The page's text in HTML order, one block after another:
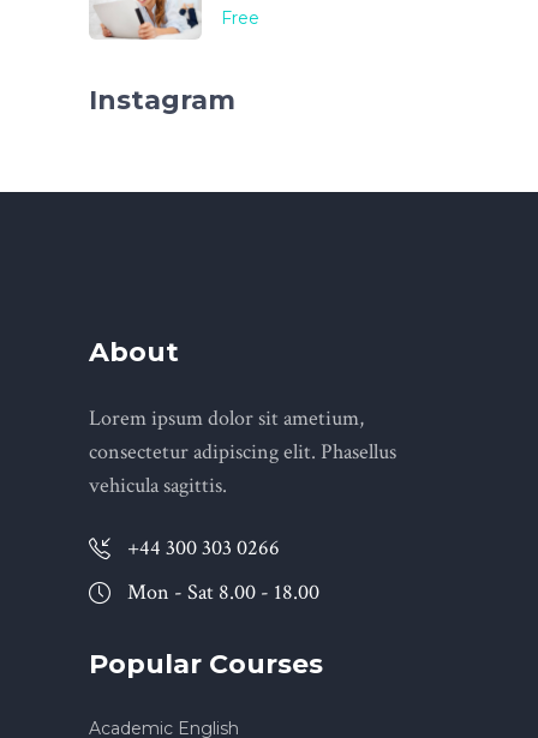
Free
Instagram
About
Lorem ipsum dolor sit ametium,
consectetur adipiscing elit. Phasellus
vehicula sagittis.
+44 300 303 0266
Mon - Sat 8.00 - 18.00
Popular Courses
Academic English